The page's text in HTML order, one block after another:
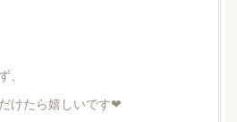
けたら嬉しいです❤︎